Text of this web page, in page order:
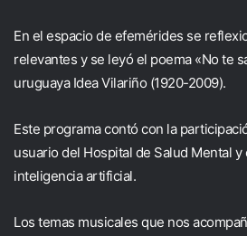
En el espacio de efemérides se
relevantes y se leyó el poema «No te
uruguaya Idea Vilariño (1920-2009).
Este programa contó con la
usuario del Hospital de Salud Mental
inteligencia artificial.
Los temas musicales que nos